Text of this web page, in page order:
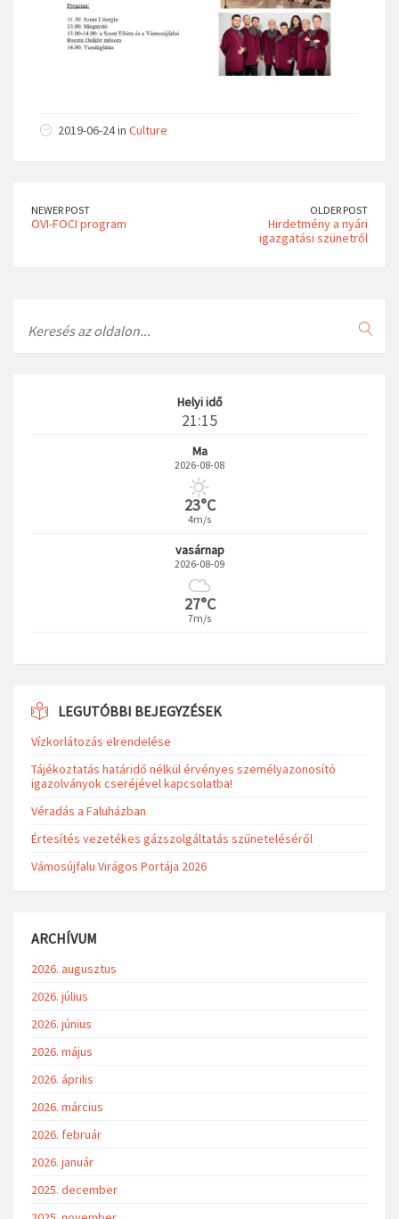
2019-06-24 in Culture
NEWER POST
OVI-FOCI program
OLDER POST
Hirdetmény a nyári
igazgatási szünetről
Helyi idő
21:15
Ma
2026-08-08
23°C
4m/s
vasárnap
2026-08-09
27°C
7m/s
LEGUTÓBBI BEJEGYZÉSEK
Vízkorlátozás elrendelése
Tájékoztatás határidő nélkül érvényes személyazonosító
igazolványok cseréjével kapcsolatba!
Véradás a Faluházban
Értesítés vezetékes gázszolgáltatás szüneteléséről
Vámosújfalu Virágos Portája 2026
ARCHÍVUM
2026. augusztus
2026. július
2026. június
2026. május
2026. április
2026. március
2026. február
2026. január
2025. december